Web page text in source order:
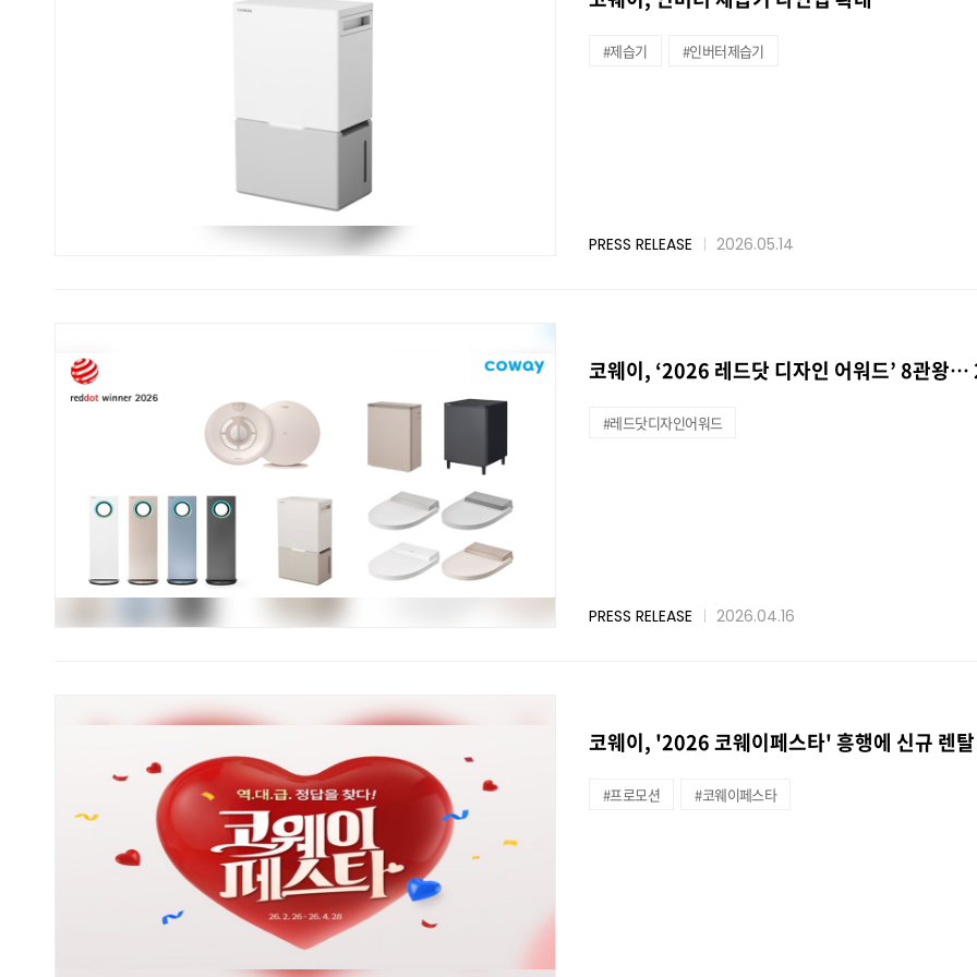
#제습기 #인버터제습기
PRESS RELEASE 2026.05.14
코웨이, ‘2026 레드닷 디자인 어워드’ 8관왕…
#레드닷디자인어워드
PRESS RELEASE 2026.04.16
코웨이, '2026 코웨이페스타' 흥행에 신규 렌
#프로모션 #코웨이페스타